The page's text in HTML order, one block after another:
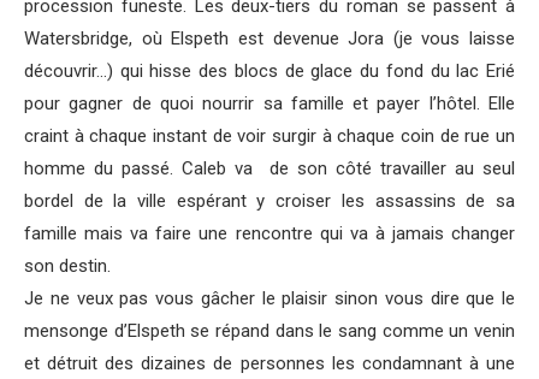
procession funeste. Les deux-tiers du roman se passent à
Watersbridge, où Elspeth est devenue Jora (je vous laisse
découvrir…) qui hisse des blocs de glace du fond du lac Erié
pour gagner de quoi nourrir sa famille et payer l’hôtel. Elle
craint à chaque instant de voir surgir à chaque coin de rue un
homme du passé. Caleb va de son côté travailler au seul
bordel de la ville espérant y croiser les assassins de sa
famille mais va faire une rencontre qui va à jamais changer
son destin.
Je ne veux pas vous gâcher le plaisir sinon vous dire que le
mensonge d’Elspeth se répand dans le sang comme un venin
et détruit des dizaines de personnes les condamnant à une